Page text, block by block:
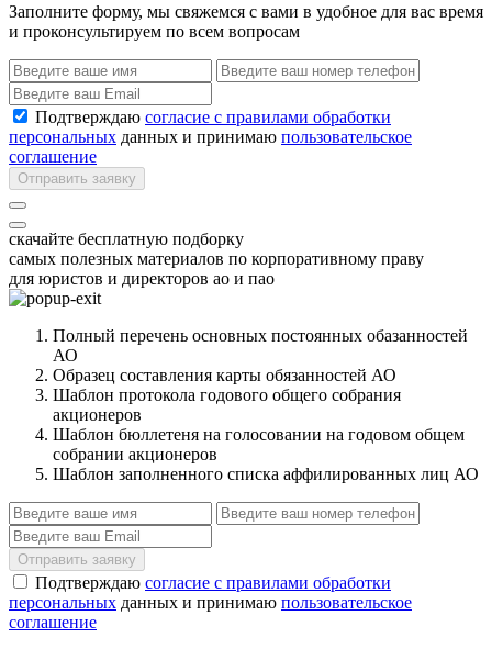
Заполните форму, мы свяжемся с вами в удобное для вас время
и проконсультируем по всем вопросам
Подтверждаю согласие с правилами обработки
персональных данных и принимаю пользовательское
соглашение
Отправить заявку
скачайте бесплатную подборку
самых полезных материалов по корпоративному праву
для юристов и директоров ао и пао
Полный перечень основных постоянных обазанностей
АО
Образец составления карты обязанностей АО
Шаблон протокола годового общего собрания
акционеров
Шаблон бюллетеня на голосовании на годовом общем
собрании акционеров
Шаблон заполненного списка аффилированных лиц АО
Отправить заявку
Подтверждаю согласие с правилами обработки
персональных данных и принимаю пользовательское
соглашение